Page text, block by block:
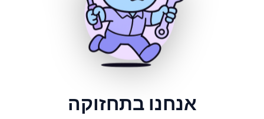
אנחנו בתחזוקה